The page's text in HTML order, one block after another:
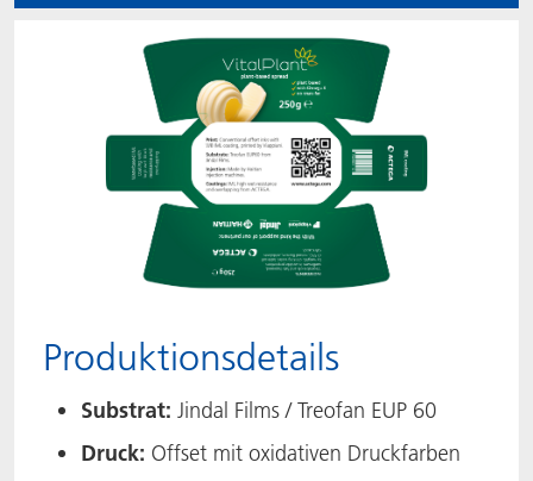
Produktionsdetails
Substrat: Jindal Films / Treofan EUP 60
Druck: Offset mit oxidativen Druckfarben